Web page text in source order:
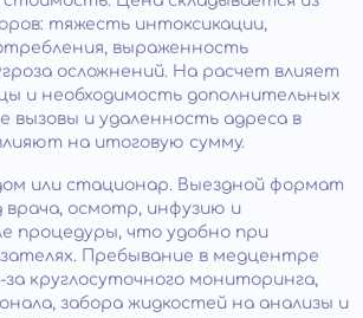
тяжесть интоксикации,
выраженность
осложнений. На расчет влияет
и необходимость дополнительных
вызовы и удаленность адреса в
на итоговую сумму.
или стационар. Выездной формат
врача, осмотр, инфузию и
процедуры, что удобно при
Пребывание в медцентре
круглосуточного мониторинга,
забора жидкостей на анализы и